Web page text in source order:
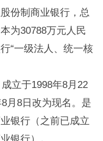
份制商业银行，总
为30788万元人民
“一级法人、统一核
立于1998年8月22
月8日改为现名。是
银行（之前已成立
银行）。